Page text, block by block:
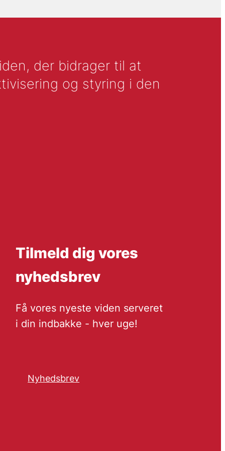
der bidrager til at
og styring i den
Tilmeld dig vores
nyhedsbrev
Få vores nyeste viden serveret
i din indbakke - hver uge!
Nyhedsbrev